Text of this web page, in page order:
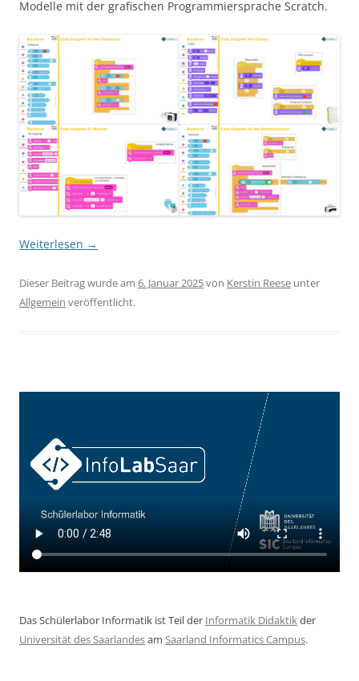
Modelle mit der grafischen Programmiersprache Scratch.
Weiterlesen →
Dieser Beitrag wurde am 6. Januar 2025von Kerstin Reese unter
Allgemein veröffentlicht.
Das Schülerlabor Informatik ist Teil der Informatik Didaktikder
Universität des Saarlandesam Saarland Informatics Campus.